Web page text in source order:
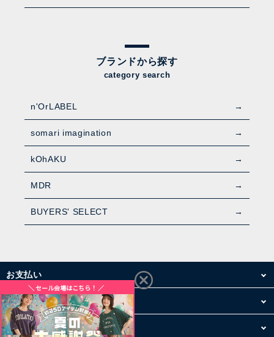
ブランドから探す
category search
n'OrLABEL
somari imagination
kOhAKU
MDR
BUYERS' SELECT
お支払い
配送・送料
お買い物について